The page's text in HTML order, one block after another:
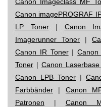
Canon imagePROGRAF
LP Toner| Canon
Imagerunner Toner |
Canon IR Toner|
Toner | Canon
Canon LPB Toner |
Farbbänder | Canon
Patronen | Canon